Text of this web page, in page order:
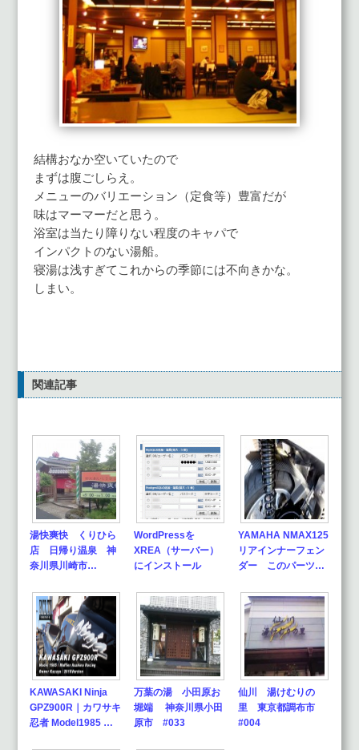
結構おなか空いていたので
まずは腹ごしらえ。
メニューのバリエーション（定食等）豊富だが
味はマーマーだと思う。
浴室は当たり障りない程度のキャパで
インパクトのない湯船。
寝湯は浅すぎてこれからの季節には不向きかな。
しまい。
関連記事
湯快爽快 くりひら
店 日帰り温泉 神
奈川県川崎市…
WordPressを
XREA（サーバー）
にインストール
YAMAHA NMAX125
リアインナーフェン
ダー このパーツ…
KAWASAKI Ninja
GPZ900R｜カワサキ
忍者 Model1985 …
万葉の湯 小田原お
堀端 神奈川県小田
原市 #033
仙川 湯けむりの
里 東京都調布市
#004